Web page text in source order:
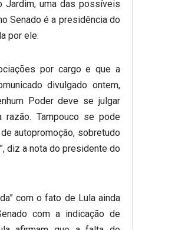
Jardim, uma das possíveis
Senado é a presidência do
por ele.
por cargo e que a
divulgado ontem,
Poder deve se julgar
Tampouco se pode
autopromoção, sobretudo
diz a nota do presidente do
com o fato de Lula ainda
com a indicação de